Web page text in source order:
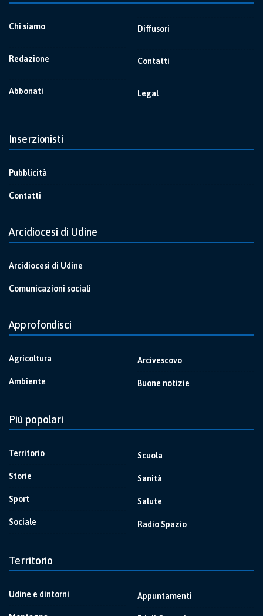
Chi siamo
Redazione
Abbonati
Diffusori
Contatti
Legal
Inserzionisti
Pubblicità
Contatti
Arcidiocesi di Udine
Arcidiocesi di Udine
Comunicazioni sociali
Approfondisci
Agricoltura
Ambiente
Arcivescovo
Buone notizie
Più popolari
Territorio
Storie
Sport
Sociale
Scuola
Sanità
Salute
Radio Spazio
Territorio
Udine e dintorni Appuntamenti